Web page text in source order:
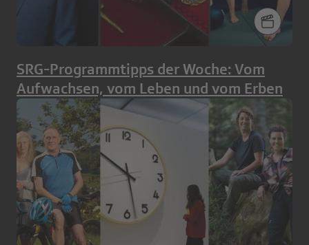
SRG-Programmtipps der Woche: Vom
Aufwachsen, vom Leben und vom Erben